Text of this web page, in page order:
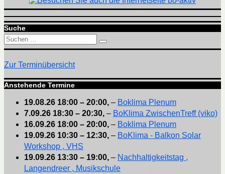
Suche
Suchen
nach:
Suchen
Zur Terminübersicht
Anstehende Termine
19.08.26 18:00 – 20:00, – Boklima Plenum
7.09.26 18:30 – 20:30, – BoKlima ZwischenTreff (viko)
16.09.26 18:00 – 20:00, – Boklima Plenum
19.09.26 10:30 – 12:30, – BoKlima - Balkon Solar
Workshop , VHS
19.09.26 13:30 – 19:00, – Nachhaltigkeitstag ,
Langendreer , Musikschule